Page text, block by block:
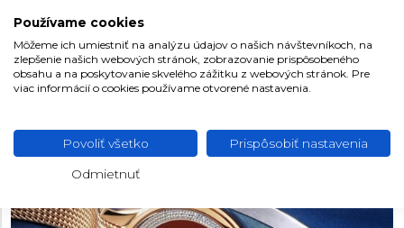
Dámska kolekcia s názvom Modemoiselle je plná
módnych farieb. Jednoduché a čisté modely zdobené
zirkónmi sú natoľko úchvatné, že sa kolekcia stala
oficiálnym partnerom Miss France.
Používame cookies
Môžeme ich umiestniť na analýzu údajov o našich návštevníkoch, na
zlepšenie našich webových stránok, zobrazovanie prispôsobeného
obsahu a na poskytovanie skvelého zážitku z webových stránok. Pre
viac informácií o cookies používame otvorené nastavenia.
Povoliť všetko Prispôsobiť nastavenia
Odmietnuť